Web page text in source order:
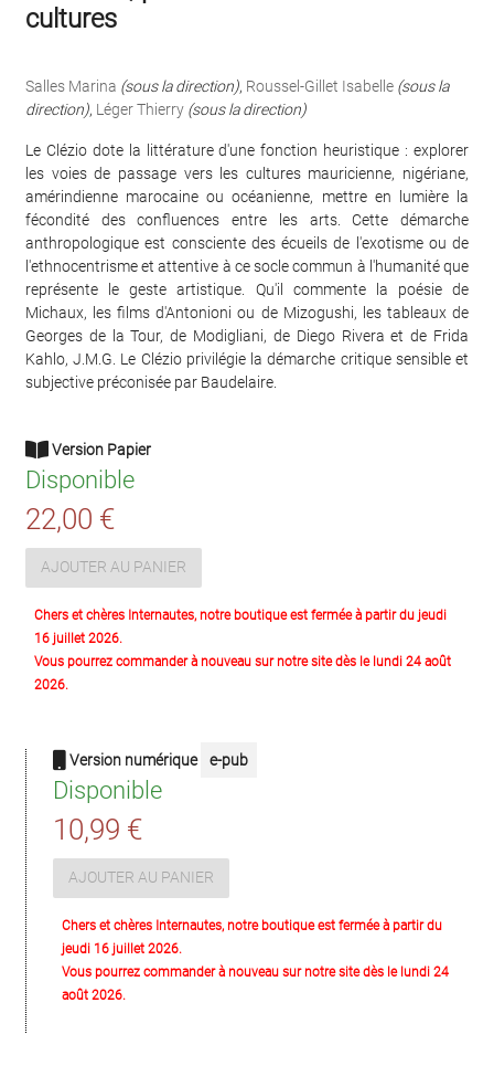
cultures
Salles Marina (sous la direction), Roussel-Gillet Isabelle (sous la
direction), Léger Thierry (sous la direction)
Le Clézio dote la littérature d'une fonction heuristique : explorer
les voies de passage vers les cultures mauricienne, nigériane,
amérindienne marocaine ou océanienne, mettre en lumière la
fécondité des confluences entre les arts. Cette démarche
anthropologique est consciente des écueils de l'exotisme ou de
l'ethnocentrisme et attentive à ce socle commun à l'humanité que
représente le geste artistique. Qu'il commente la poésie de
Michaux, les films d'Antonioni ou de Mizogushi, les tableaux de
Georges de la Tour, de Modigliani, de Diego Rivera et de Frida
Kahlo, J.M.G. Le Clézio privilégie la démarche critique sensible et
subjective préconisée par Baudelaire.
Version Papier
Disponible
22,00 €
AJOUTER AU PANIER
Chers et chères Internautes, notre boutique est fermée à partir du jeudi
16 juillet 2026.
Vous pourrez commander à nouveau sur notre site dès le lundi 24 août
2026.
Version numérique e-pub
Disponible
10,99 €
AJOUTER AU PANIER
Chers et chères Internautes, notre boutique est fermée à partir du
jeudi 16 juillet 2026.
Vous pourrez commander à nouveau sur notre site dès le lundi 24
août 2026.